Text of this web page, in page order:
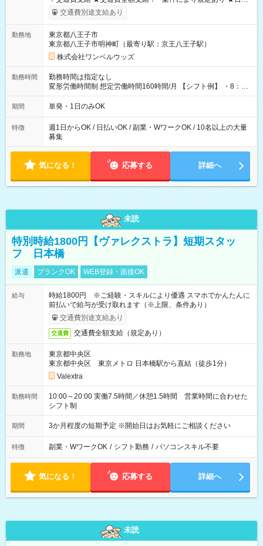
いOK！（規定あり） ┗働いたその日に現金GET♪ お仕事後はコ
ンビニATMから 日払い分を引き落とせます！ 【試用期間】試
交通費別途支給あり
勤務地
東京都八王子市
東京都八王子市明神町（最寄り駅：京王八王子駅）
株式会社ワンベルウッズ
勤務時間
勤務時間は指定なし
変形労働時間制 想定労働時間160時間/月 【シフト例】 ・8：00
～21：00
期間 単発・1日のみOK
特徴
週1日からOK / 日払いOK / 副業・WワークOK / 10名以上の大量
募集
気になる！ 応募する 詳細へ
未読
特別時給1800円【ヴァレクストラ】短期スタッ
フ 日本橋
派遣 ブランクOK WEB登録・面接OK
給与
時給1800円 ※ご経験・スキルにより優遇 スマホでかんたんに
前払いで給与が受け取れます（※上限、条件あり）
交通費別途支給あり
交通費 交通費全額支給（規定あり）
勤務地
東京都中央区
東京都中央区 東京メトロ 日本橋駅から直結（徒歩1分）
Valextra
勤務時間
10:00～20:00 実働7.5時間／休憩1.5時間 営業時間に合わせた
シフト制
期間 3か月程度の短期予定 ※開始日はお気軽にご相談ください
特徴 副業・WワークOK / シフト勤務 / パソコンスキル不要
気になる！ 応募する 詳細へ
未読